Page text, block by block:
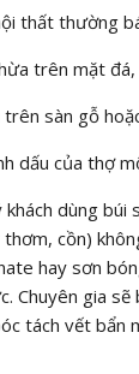
thất thường
trên mặt đá,
sàn gỗ
dấu của thợ
dùng búi
cồn)
hay sơn
Chuyên gia
tách vết bẩn